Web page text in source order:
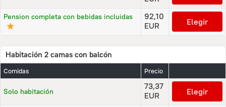
Pension completa con bebidas incluidas
★
92,10
EUR
Elegir
Habitación 2 camas con balcón
Comidas Precio
Solo habitación
73,37
EUR
Elegir